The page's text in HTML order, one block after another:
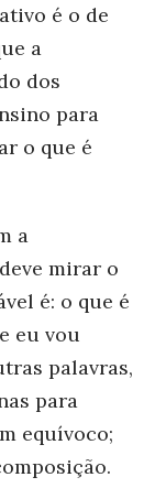
é o de
a
dos
para
o que é
a
deve mirar o
é: o que é
eu vou
palavras,
para
equívoco;